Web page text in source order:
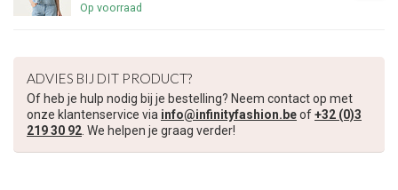
Op voorraad
ADVIES BIJ DIT PRODUCT?
Of heb je hulp nodig bij je bestelling? Neem contact op met
onze klantenservice via info@infinityfashion.beof+32 (0)3
219 30 92. We helpen je graag verder!